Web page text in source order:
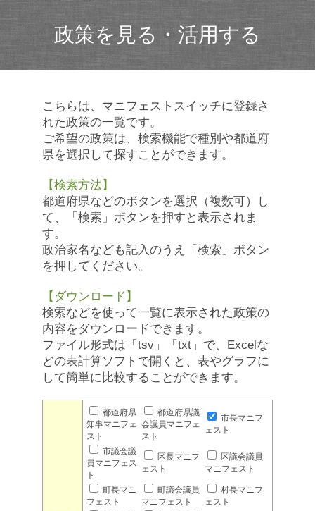
政策を見る・活用する
こちらは、マニフェストスイッチに登録さ
れた政策の一覧です。
ご希望の政策は、検索機能で種別や都道府
県を選択して探すことができます。
【検索方法】
都道府県などのボタンを選択（複数可）し
て、「検索」ボタンを押すと表示されま
す。
政治家名なども記入のうえ「検索」ボタン
を押してください。
【ダウンロード】
検索などを使って一覧に表示された政策の
内容をダウンロードできます。
ファイル形式は「tsv」「txt」で、Excelな
どの表計算ソフトで開くと、表やグラフに
して簡単に比較することができます。
都道府県
知事マニフェ
スト
都道府県議
会議員マニフェ
スト
市長マニフ
ェスト
市議会議
員マニフェス
ト
区長マニフ
ェスト
区議会議員
マニフェスト
町長マニ
フェスト
町議会議員
マニフェスト
村長マニフ
ェスト